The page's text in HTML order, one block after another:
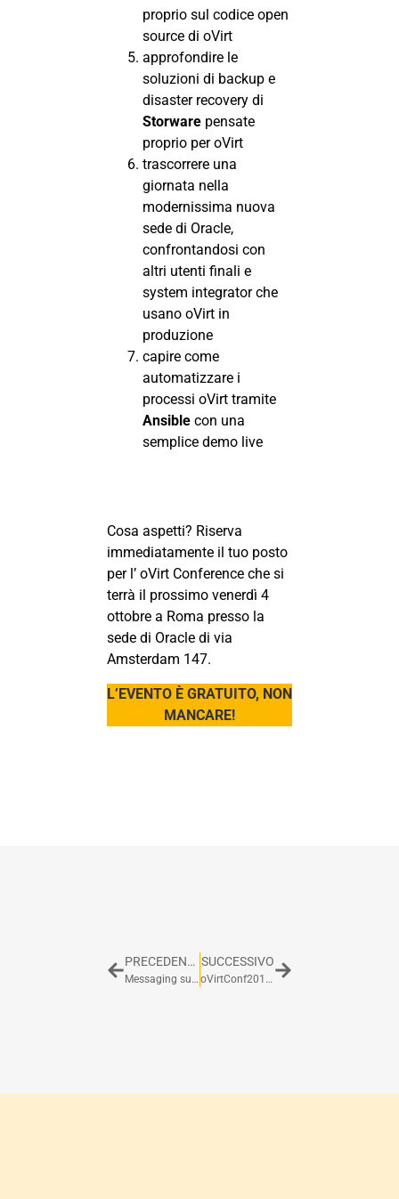
proprio sul codice open
source di oVirt
approfondire le
soluzioni di backup e
disaster recovery di
Storware pensate
proprio per oVirt
trascorrere una
giornata nella
modernissima nuova
sede di Oracle,
confrontandosi con
altri utenti finali e
system integrator che
usano oVirt in
produzione
capire come
automatizzare i
processi oVirt tramite
Ansible con una
semplice demo live
Cosa aspetti? Riserva
immediatamente il tuo posto
per l’ oVirt Conference che si
terrà il prossimo venerdì 4
ottobre a Roma presso la
sede di Oracle di via
Amsterdam 147.
L’EVENTO È GRATUITO, NON
MANCARE!
PRECEDENTE
Messaging subsystem su JBoss EAP 7
SUCCESSIVO
oVirtConf2019 – Videos